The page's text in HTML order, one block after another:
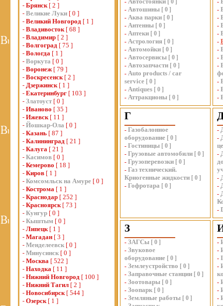
- Брянск[ 2 ]
- Великие Луки [ 0 ]
- Великий Новгород [ 1 ]
- Владивосток[ 68 ]
- Владимир [ 2 ]
- Волгоград [ 75 ]
- Вологда [ 1 ]
- Воркута [ 0 ]
- Воронеж[ 79 ]
- Воскресенск[ 2 ]
- Дзержинск[ 1 ]
- Екатеринбург [ 103 ]
- Златоуст [ 0 ]
- Иваново [ 35 ]
- Ижевск[ 11 ]
- Йошкар-Ола [ 0 ]
- Казань [ 87 ]
- Калининград [ 21 ]
- Калуга [ 21 ]
- Касимов [ 0 ]
- Кемерово [ 18 ]
- Киров [ 1 ]
- Комсомльск на Амуре [ 0 ]
- Кострома [ 1 ]
- Краснодар [ 252 ]
- Красноярск[ 73 ]
- Кунгур [ 0 ]
- Кыштым [ 0 ]
- Липецк[ 1 ]
- Магадан [ 3 ]
- Менделеевск [ 0 ]
- Минусинск [ 0 ]
- Москва [ 522 ]
- Находка [ 11 ]
- Нижний Новгород [ 100 ]
- Нижний Тагил [ 2 ]
- Новосибирск[ 544 ]
- Озерск[ 1 ]
-
[ 0 ]
- Автошины [ 0 ]
- Аква парки [ 0 ]
- Антенны [ 0 ]
- Аптеки [ 0 ]
- Астрология [ 0 ]
- Автомойки [ 0 ]
- Автосервисы [ 0 ]
- Автозапчасти [ 0 ]
- Auto products / car
service [ 0 ]
- Antiques [ 0 ]
- Аттракционы [ 0 ]
-
-
-
-
-
-
-
-
-
-
-
-
Г
- Газобалонное
оборудование [ 0 ]
- Гостиницы [ 0 ]
- Грузовые автомобили [ 0 ]
- Грузоперевозки [ 0 ]
- Газ технический.
Криогенные жидкости [ 0 ]
- Гофротара [ 0 ]
-
-
-
-
-
-
-
З
- ЗАГСы [ 0 ]
- Звуковое
оборудование [ 0 ]
- Землеустройство [ 0 ]
- Заправочные станции [ 0 ]
- Зоотовары [ 0 ]
- Зоопарк [ 0 ]
- Земляные работы [ 0 ]
-
-
-
-
-
-
-